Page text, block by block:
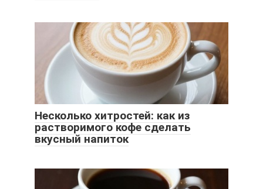
Несколько хитростей: как из
растворимого кофе сделать
вкусный напиток